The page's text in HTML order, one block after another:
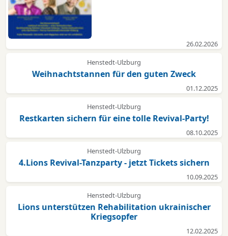
26.02.2026
Henstedt-Ulzburg
Weihnachtstannen für den guten Zweck
01.12.2025
Henstedt-Ulzburg
Restkarten sichern für eine tolle Revival-Party!
08.10.2025
Henstedt-Ulzburg
4.Lions Revival-Tanzparty - jetzt Tickets sichern
10.09.2025
Henstedt-Ulzburg
Lions unterstützen Rehabilitation ukrainischer
Kriegsopfer
12.02.2025